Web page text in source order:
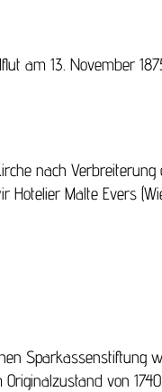
am 13. November
nach
Malte Evers
Sparkassenstiftung
von